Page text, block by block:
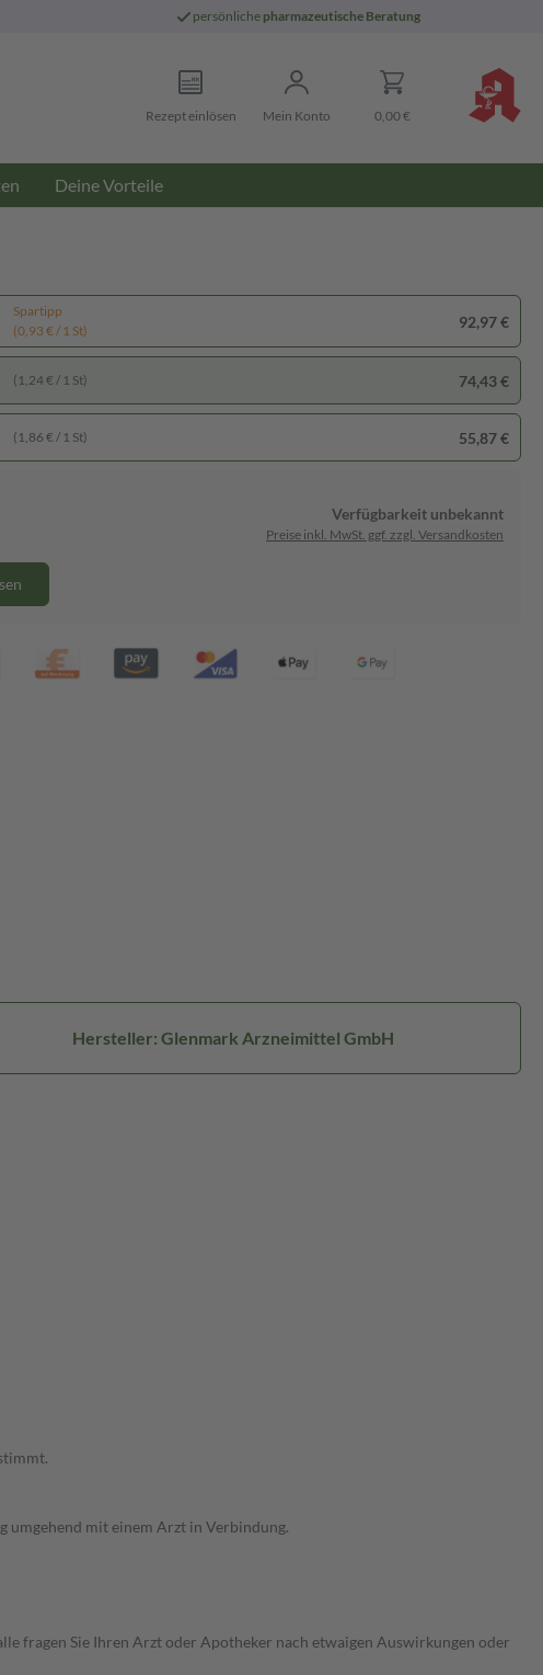
persönliche pharmazeutische Beratung
Rezept einlösen Mein Konto 0,00 €
Deine Vorteile
Spartipp
(0,93 € / 1 St)
92,97 €
(1,24 € / 1 St) 74,43 €
(1,86 € / 1 St) 55,87 €
Verfügbarkeit unbekannt
Preise inkl. MwSt. ggf. zzgl. Versandkosten
Hersteller: Glenmark Arzneimittel GmbH
umgehend mit einem Arzt in Verbindung.
fragen Sie Ihren Arzt oder Apotheker nach etwaigen Auswirkungen oder